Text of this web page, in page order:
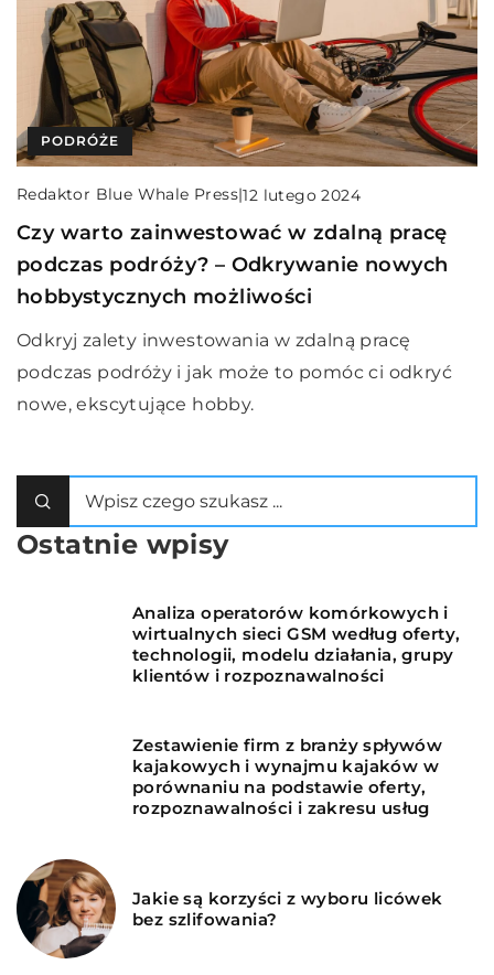
PODRÓŻE
Redaktor Blue Whale Press|12 lutego 2024
Czy warto zainwestować w zdalną pracę
podczas podróży? – Odkrywanie nowych
hobbystycznych możliwości
Odkryj zalety inwestowania w zdalną pracę
podczas podróży i jak może to pomóc ci odkryć
nowe, ekscytujące hobby.
Ostatnie wpisy
Analiza operatorów komórkowych i
wirtualnych sieci GSM według oferty,
technologii, modelu działania, grupy
klientów i rozpoznawalności
Zestawienie firm z branży spływów
kajakowych i wynajmu kajaków w
porównaniu na podstawie oferty,
rozpoznawalności i zakresu usług
Jakie są korzyści z wyboru licówek
bez szlifowania?